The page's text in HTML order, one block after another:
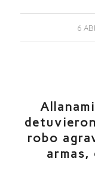
6
robo
armas,